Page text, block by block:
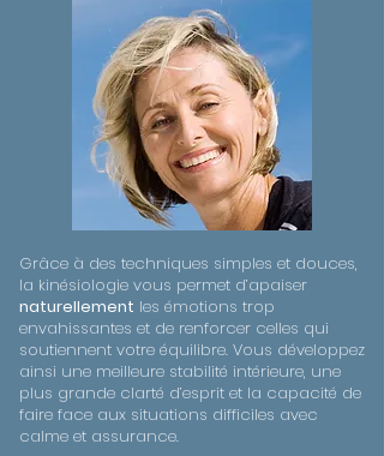
Grâce à des techniques simples et douces,
la kinésiologie vous permet d’apaiser
naturellement les émotions trop
envahissantes et de renforcer celles qui
soutiennent votre équilibre. Vous développez
ainsi une meilleure stabilité intérieure, une
plus grande clarté d’esprit et la capacité de
faire face aux situations difficiles avec
calme et assurance.